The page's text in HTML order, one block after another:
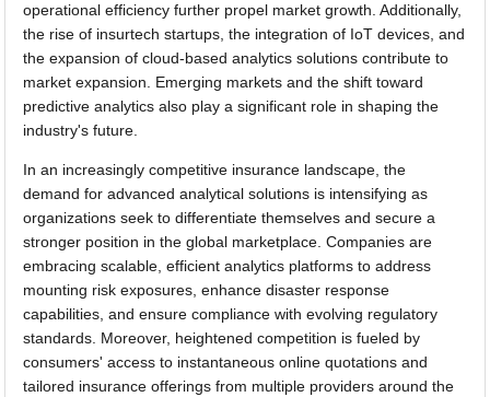
operational efficiency further propel market growth. Additionally,
the rise of insurtech startups, the integration of IoT devices, and
the expansion of cloud-based analytics solutions contribute to
market expansion. Emerging markets and the shift toward
predictive analytics also play a significant role in shaping the
industry's future.
In an increasingly competitive insurance landscape, the
demand for advanced analytical solutions is intensifying as
organizations seek to differentiate themselves and secure a
stronger position in the global marketplace. Companies are
embracing scalable, efficient analytics platforms to address
mounting risk exposures, enhance disaster response
capabilities, and ensure compliance with evolving regulatory
standards. Moreover, heightened competition is fueled by
consumers' access to instantaneous online quotations and
tailored insurance offerings from multiple providers around the